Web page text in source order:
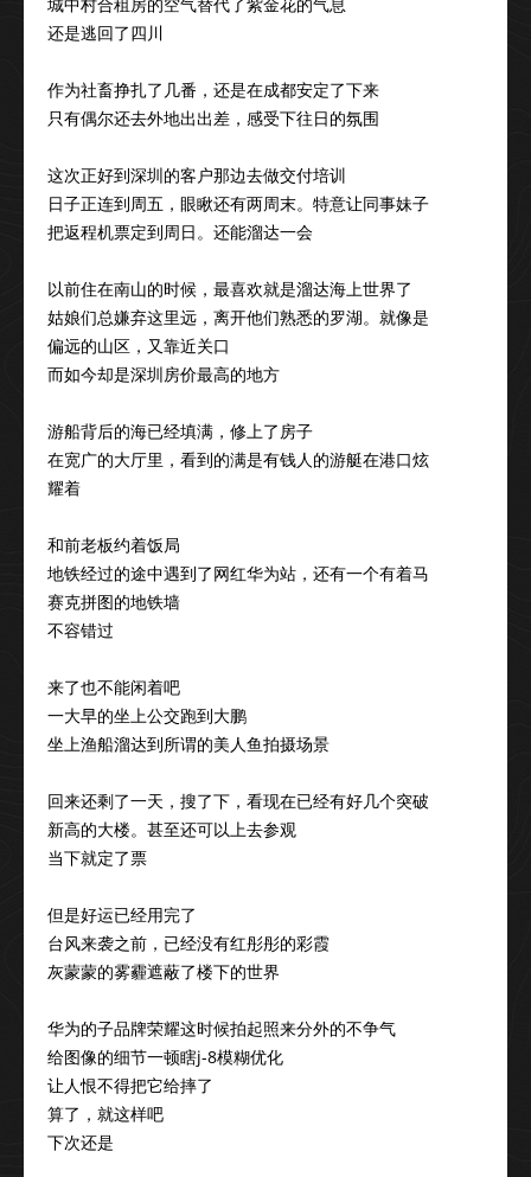
城中村合租房的空气替代了紫金花的气息
还是逃回了四川
作为社畜挣扎了几番，还是在成都安定了下来
只有偶尔还去外地出出差，感受下往日的氛围
这次正好到深圳的客户那边去做交付培训
日子正连到周五，眼瞅还有两周末。特意让同事妹子
把返程机票定到周日。还能溜达一会
以前住在南山的时候，最喜欢就是溜达海上世界了
姑娘们总嫌弃这里远，离开他们熟悉的罗湖。就像是
偏远的山区，又靠近关口
而如今却是深圳房价最高的地方
游船背后的海已经填满，修上了房子
在宽广的大厅里，看到的满是有钱人的游艇在港口炫
耀着
和前老板约着饭局
地铁经过的途中遇到了网红华为站，还有一个有着马
赛克拼图的地铁墙
不容错过
来了也不能闲着吧
一大早的坐上公交跑到大鹏
坐上渔船溜达到所谓的美人鱼拍摄场景
回来还剩了一天，搜了下，看现在已经有好几个突破
新高的大楼。甚至还可以上去参观
当下就定了票
但是好运已经用完了
台风来袭之前，已经没有红彤彤的彩霞
灰蒙蒙的雾霾遮蔽了楼下的世界
华为的子品牌荣耀这时候拍起照来分外的不争气
给图像的细节一顿瞎j-8模糊优化
让人恨不得把它给摔了
算了，就这样吧
下次还是